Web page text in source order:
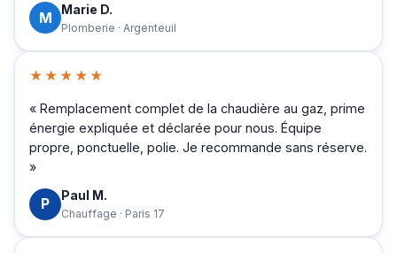
M Marie D.
Plomberie · Argenteuil
★★★★★
« Remplacement complet de la chaudière au gaz, prime
énergie expliquée et déclarée pour nous. Équipe
propre, ponctuelle, polie. Je recommande sans réserve.
»
P Paul M.
Chauffage · Paris 17